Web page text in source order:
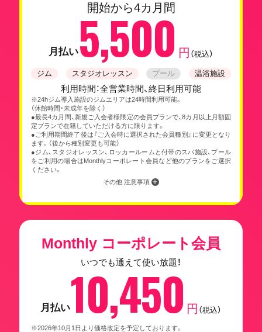
開始から4カ月間
月払い5,500 円 （税込）
ジム スタジオレッスン プール 温浴施設
利用時間：全営業時間、終日利用可能
※24hジム導入施設のジムエリアは24時間利用可能。
（休館時間・未成年を除く）
●最長4カ月間、新規ご入会者様限定の会員プランで、8カ月以上月額固
定プランで在籍していただける方に限ります。
●ご利用期間終了後は『ご入会時に選択された会員種別』に変更となり
ます。（後から種別変更も可能）
●ジム、スタジオレッスン、ロッカールームと付帯のスパ施設、プール
をご利用の場合はMonthlyコーポレート会員など他のプランをご選択
ください。
その他 注意事項
Monthly コーポレート会員
いつでも通えて使い放題！
月払い10,450 円 （税込）
※2026年10月1日より価格改定を予定しております。